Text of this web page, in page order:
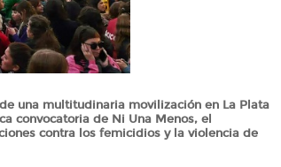
una multitudinaria movilización en La Plata
convocatoria de Ni Una Menos, el
contra los femicidios y la violencia de